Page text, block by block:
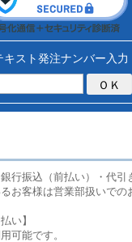
キスト発注ナンバー入力
行振込（前払い）・代引
お客様は営業部扱いでの
い】
可能です。